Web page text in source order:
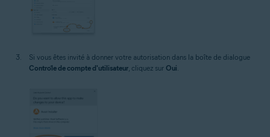
Si vous êtes invité à donner votre autorisation dans la boîte de dialogue
Contrôle de compte d'utilisateur, cliquez sur Oui.